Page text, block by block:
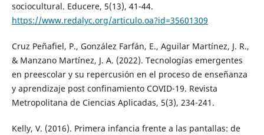
sociocultural. Educere, 5(13), 41-44.
https://www.redalyc.org/articulo.oa?id=35601309
Cruz Peñafiel, P., González Farfán, E., Aguilar Martínez, J. R.,
& Manzano Martínez, J. A. (2022). Tecnologías emergentes
en preescolar y su repercusión en el proceso de enseñanza
y aprendizaje post confinamiento COVID-19. Revista
Metropolitana de Ciencias Aplicadas, 5(3), 234-241.
Kelly, V. (2016). Primera infancia frente a las pantallas: de